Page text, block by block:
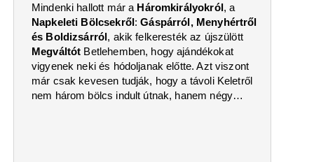
Mindenki hallott már a Háromkirályokról, a
Napkeleti Bölcsekről:Gáspárról, Menyhértről
és Boldizsárról, akik felkeresték az újszülött
Megváltót Betlehemben, hogy ajándékokat
vigyenek neki és hódoljanak előtte. Azt viszont
már csak kevesen tudják, hogy a távoli Keletről
nem három bölcs indult útnak, hanem négy…